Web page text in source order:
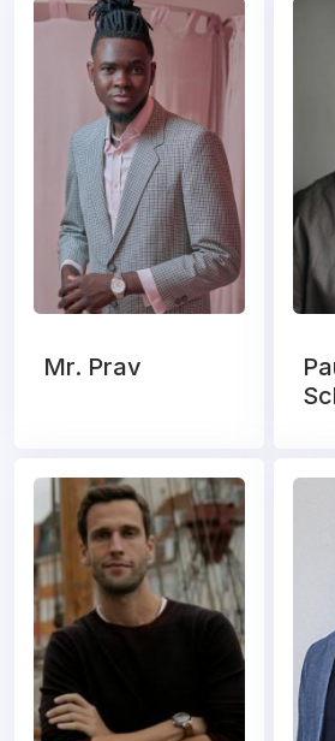
Mr. Prav